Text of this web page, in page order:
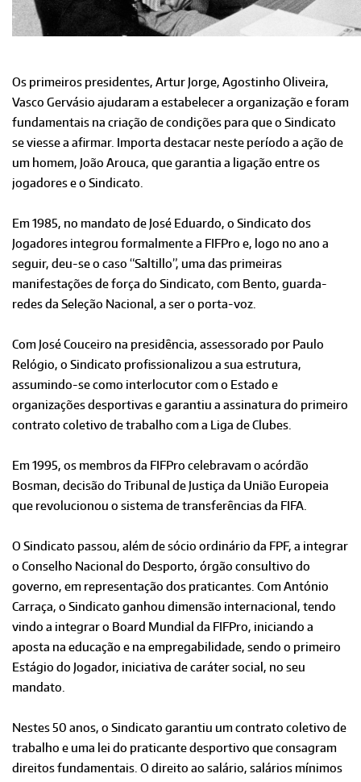
Os primeiros presidentes, Artur Jorge, Agostinho Oliveira,
Vasco Gervásio ajudaram a estabelecer a organização e foram
fundamentais na criação de condições para que o Sindicato
se viesse a afirmar. Importa destacar neste período a ação de
um homem, João Arouca, que garantia a ligação entre os
jogadores e o Sindicato.
Em 1985, no mandato de José Eduardo, o Sindicato dos
Jogadores integrou formalmente a FIFPro e, logo no ano a
seguir, deu-se o caso “Saltillo”, uma das primeiras
manifestações de força do Sindicato, com Bento, guarda-
redes da Seleção Nacional, a ser o porta-voz.
Com José Couceiro na presidência, assessorado por Paulo
Relógio, o Sindicato profissionalizou a sua estrutura,
assumindo-se como interlocutor com o Estado e
organizações desportivas e garantiu a assinatura do primeiro
contrato coletivo de trabalho com a Liga de Clubes.
Em 1995, os membros da FIFPro celebravam o acórdão
Bosman, decisão do Tribunal de Justiça da União Europeia
que revolucionou o sistema de transferências da FIFA.
O Sindicato passou, além de sócio ordinário da FPF, a integrar
o Conselho Nacional do Desporto, órgão consultivo do
governo, em representação dos praticantes. Com António
Carraça, o Sindicato ganhou dimensão internacional, tendo
vindo a integrar o Board Mundial da FIFPro, iniciando a
aposta na educação e na empregabilidade, sendo o primeiro
Estágio do Jogador, iniciativa de caráter social, no seu
mandato.
Nestes 50 anos, o Sindicato garantiu um contrato coletivo de
trabalho e uma lei do praticante desportivo que consagram
direitos fundamentais. O direito ao salário, salários mínimos